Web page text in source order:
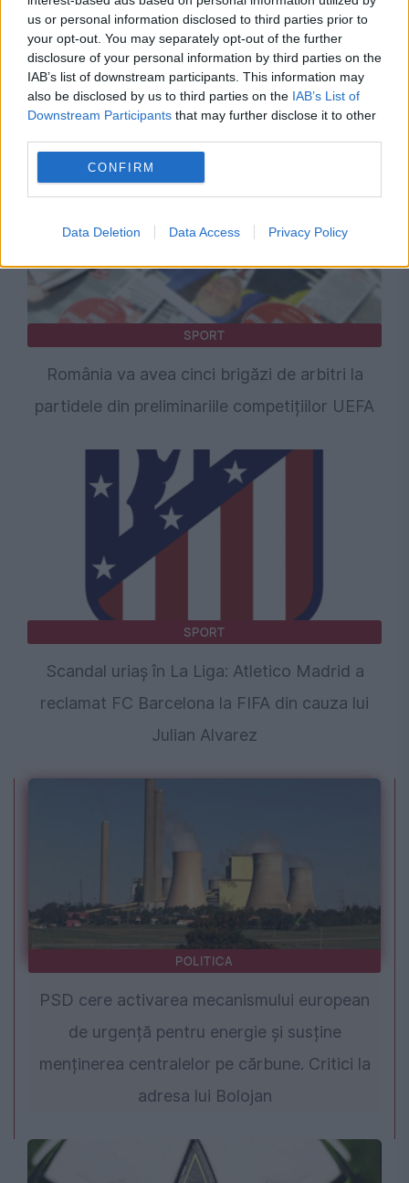
us or personal information disclosed to third parties prior to
your opt-out. You may separately opt-out of the further
disclosure of your personal information by third parties on the
IAB’s list of downstream participants. This information may
also be disclosed by us to third parties on the IAB’s List of
Downstream Participants that may further disclose it to other
CONFIRM
Data Deletion Data Access Privacy Policy
Recomandările noastre
SPORT
România va avea cinci brigăzi de arbitri la
partidele din preliminariile competițiilor UEFA
SPORT
Scandal uriaș în La Liga: Atletico Madrid a
reclamat FC Barcelona la FIFA din cauza lui
Julian Alvarez
POLITICA
PSD cere activarea mecanismului european
de urgență pentru energie și susține
menținerea centralelor pe cărbune. Critici la
adresa lui Bolojan